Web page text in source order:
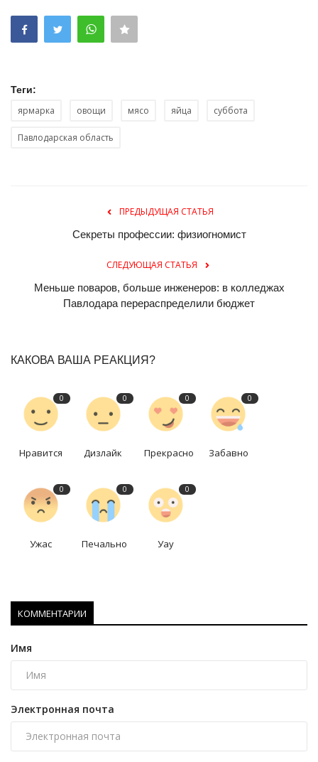
Теги:
ярмарка овощи мясо яйца суббота
Павлодарская область
ПРЕДЫДУЩАЯ СТАТЬЯ
Секреты профессии: физиогномист
СЛЕДУЮЩАЯ СТАТЬЯ
Меньше поваров, больше инженеров: в колледжах
Павлодара перераспределили бюджет
КАКОВА ВАША РЕАКЦИЯ?
0
Нравится
0
Дизлайк
0
Прекрасно
0
Забавно
0
Ужас
0
Печально
0
Уау
КОММЕНТАРИИ
Имя
Электронная почта